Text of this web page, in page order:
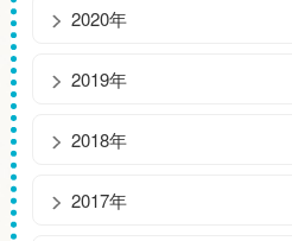
2020年
2019年
2018年
2017年